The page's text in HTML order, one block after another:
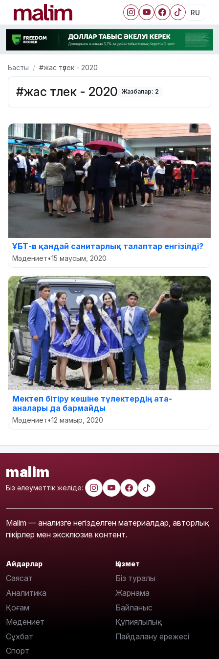
RU
Басты #жас түлек - 2020
#жас түлек - 2020 Жазбалар: 2
ҰБТ-ға қандай санитарлық талаптар енгізілді?
Мәдениет•15 маусым, 2020
Мектеп бітіру кешіне түлектердің ата-
аналары да бармайды
Мәдениет•12 мамыр, 2020
malim
Біз әлеуметтік желіде:
Malim — анализге негізделген материалдар, авторлық
пікірлер мен эксклюзив контент.
Айдарлар
Саясат
Аналитика
Қоғам
Мәдениет
Сұхбат
Спорт
Қызмет
Біз туралы
Жарнама
Байланыс
Құпиялылық
Пайдалану ережесі